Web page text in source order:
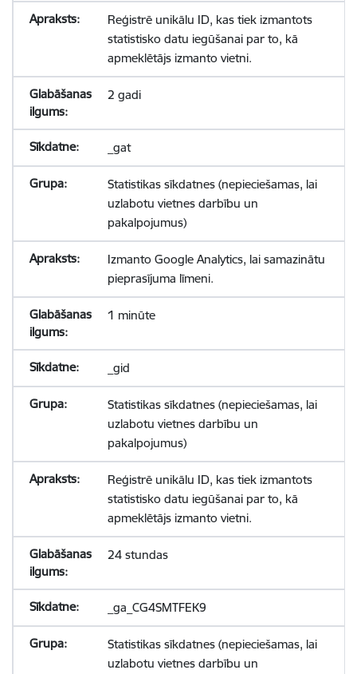
Reģistrē unikālu ID, kas tiek izmantots
statistisko datu iegūšanai par to, kā
apmeklētājs izmanto vietni.
2 gadi
_gat
Statistikas sīkdatnes (nepieciešamas, lai
uzlabotu vietnes darbību un
pakalpojumus)
Izmanto Google Analytics, lai samazinātu
pieprasījuma līmeni.
1 minūte
_gid
Statistikas sīkdatnes (nepieciešamas, lai
uzlabotu vietnes darbību un
pakalpojumus)
Reģistrē unikālu ID, kas tiek izmantots
statistisko datu iegūšanai par to, kā
apmeklētājs izmanto vietni.
24 stundas
_ga_CG4SMTFEK9
Statistikas sīkdatnes (nepieciešamas, lai
uzlabotu vietnes darbību un